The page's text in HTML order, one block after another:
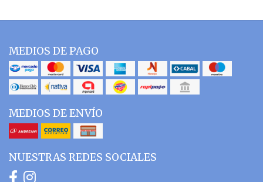
MEDIOS DE PAGO
MEDIOS DE ENVÍO
NUESTRAS REDES SOCIALES